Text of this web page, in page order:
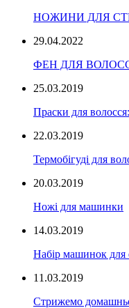
НОЖИНИ ДЛЯ
29.04.2022
ФЕН ДЛЯ
25.03.2019
Праски для
22.03.2019
Термобігуді для
20.03.2019
Ножі для машинки
14.03.2019
Набір машинок для
11.03.2019
Стрижемо